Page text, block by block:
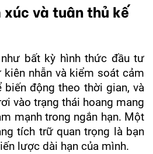
và tuân thủ kế
bất kỳ hình thức đầu tư
nhẫn và kiểm soát cảm
biến động theo thời gian, và
vào trạng thái hoang mang
mạnh trong ngắn hạn. Một
tích trữ quan trọng là bạn
lược dài hạn của mình.